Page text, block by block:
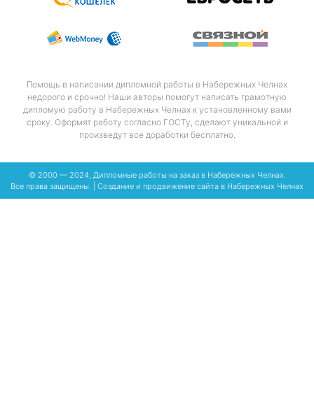
Помощь в написании дипломной работы в Набережных Челнах
недорого и срочно! Наши авторы помогут написать грамотную
дипломую работу в Набережных Челнах к установленному вами
сроку. Оформят работу согласно ГОСТу, сделают уникальной и
произведут все доработки бесплатно.
© 2000 — 2024, Дипломные работы на заказ в Набережных Челнах.
Все права защищены. | Создание и продвижение сайта в Набережных Челнах